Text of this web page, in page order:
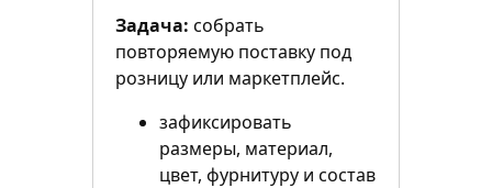
Задача: собрать
повторяемую поставку под
розницу или маркетплейс.
зафиксировать
размеры, материал,
цвет, фурнитуру и состав